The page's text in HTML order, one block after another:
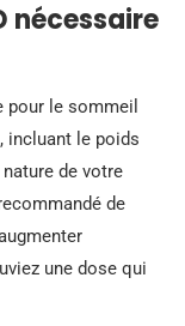
nécessaire
pour le sommeil
incluant le poids
de votre
de
une dose qui